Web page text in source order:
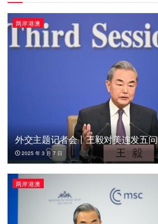
两岸港澳
外交主题记者会丨王毅对美连发五问
2025 年 3 月 7 日
两岸港澳